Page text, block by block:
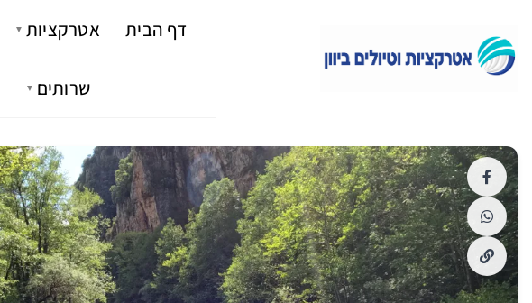
דף הבית אטרקציות ▼
שרותים ▼